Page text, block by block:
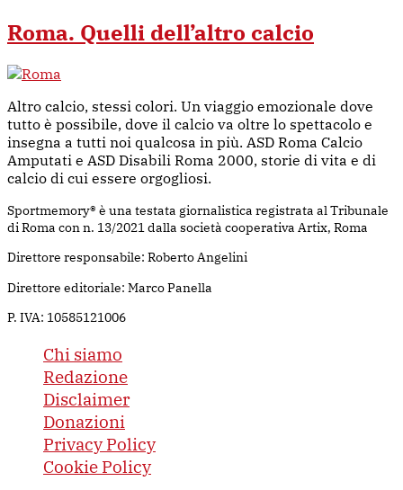
Roma. Quelli dell’altro calcio
Altro calcio, stessi colori. Un viaggio emozionale dove
tutto è possibile, dove il calcio va oltre lo spettacolo e
insegna a tutti noi qualcosa in più. ASD Roma Calcio
Amputati e ASD Disabili Roma 2000, storie di vita e di
calcio di cui essere orgogliosi.
Sportmemory® è una testata giornalistica registrata al Tribunale
di Roma con n. 13/2021 dalla società cooperativa Artix, Roma
Direttore responsabile: Roberto Angelini
Direttore editoriale: Marco Panella
P. IVA: 10585121006
Chi siamo
Redazione
Disclaimer
Donazioni
Privacy Policy
Cookie Policy